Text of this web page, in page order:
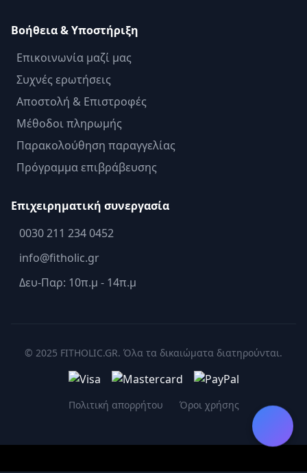
Βοήθεια & Υποστήριξη
Επικοινωνία μαζί μας
Συχνές ερωτήσεις
Αποστολή & Επιστροφές
Μέθοδοι πληρωμής
Παρακολούθηση παραγγελίας
Πρόγραμμα επιβράβευσης
Επιχειρηματική συνεργασία
0030 211 234 0452
info@fitholic.gr
Δευ-Παρ: 10π.μ - 14π.μ
© 2025 FITHOLIC.GR. Όλα τα δικαιώματα διατηρούνται.
Πολιτική απορρήτου Όροι χρήσης